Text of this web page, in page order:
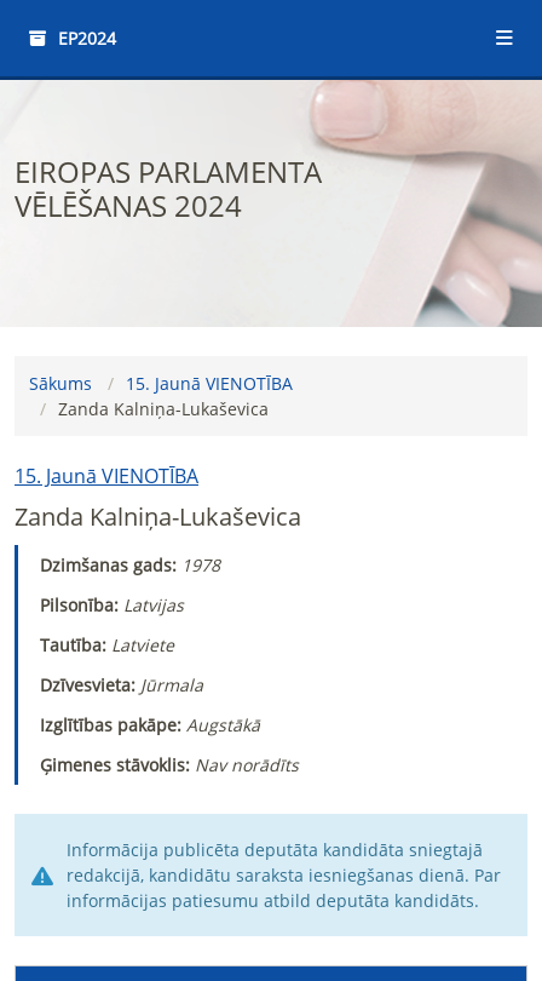
EP2024
EIROPAS PARLAMENTA
VĒLĒŠANAS 2024
Sākums
15. Jaunā VIENOTĪBA
Zanda Kalniņa-Lukaševica
15. Jaunā VIENOTĪBA
Zanda Kalniņa-Lukaševica
Dzimšanas gads: 1978
Pilsonība: Latvijas
Tautība: Latviete
Dzīvesvieta: Jūrmala
Izglītības pakāpe: Augstākā
Ģimenes stāvoklis: Nav norādīts
Informācija publicēta deputāta kandidāta sniegtajā
redakcijā, kandidātu saraksta iesniegšanas dienā. Par
informācijas patiesumu atbild deputāta kandidāts.